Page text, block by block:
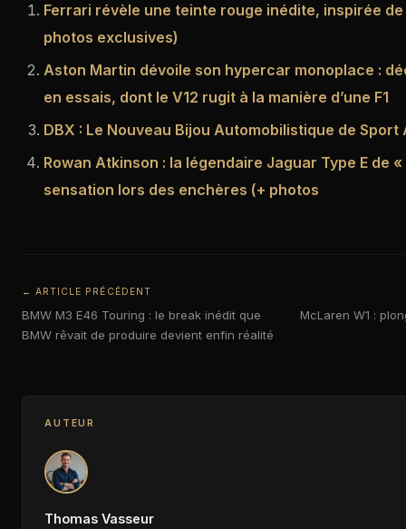
Ferrari révèle une teinte rouge inédite, inspirée de
photos exclusives)
Aston Martin dévoile son hypercar monoplace :
en essais, dont le V12 rugit à la manière d’une F1
DBX : Le Nouveau Bijou Automobilistique de Sport
Rowan Atkinson : la légendaire Jaguar Type E de
sensation lors des enchères (+ photos
← ARTICLE PRÉCÉDENT
BMW M3 E46 Touring : le break inédit que
BMW rêvait de produire devient enfin réalité
McLaren W1 :
AUTEUR
Thomas Vasseur